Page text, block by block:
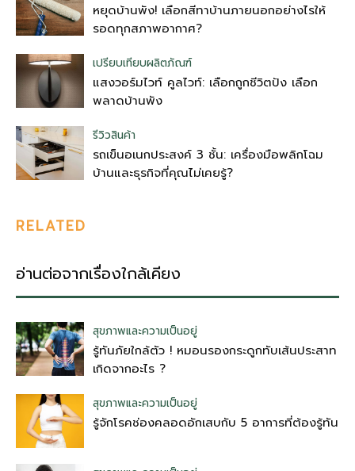
หยุดบ้านพัง! เลือกสีทาบ้านภายนอกอย่างไรให้
รอดทุกสภาพอากาศ?
เปรียบเทียบผลิตภัณฑ์
แสงวอร์มไวท์ คูลไวท์: เลือกถูกชีวิตปัง เลือก
พลาดบ้านพัง
รีวิวสินค้า
รถเข็นอเนกประสงค์ 3 ชั้น: เครื่องมือพลิกโฉม
บ้านและธุรกิจที่คุณไม่เคยรู้?
RELATED
อ่านต่อจากเรื่องใกล้เคียง
สุขภาพและความเป็นอยู่
รู้ทันภัยใกล้ตัว ! หมอนรองกระดูกทับเส้นประสาท
เกิดจากอะไร ?
สุขภาพและความเป็นอยู่
รู้จักโรคช่องคลอดอักเสบกับ 5 อาการที่ต้องรู้ทัน